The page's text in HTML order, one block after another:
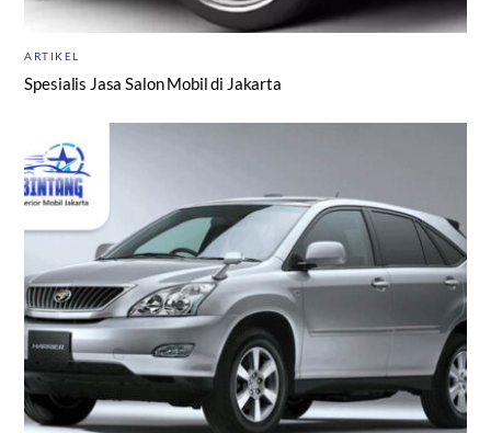
ARTIKEL
Spesialis Jasa Salon Mobil di Jakarta